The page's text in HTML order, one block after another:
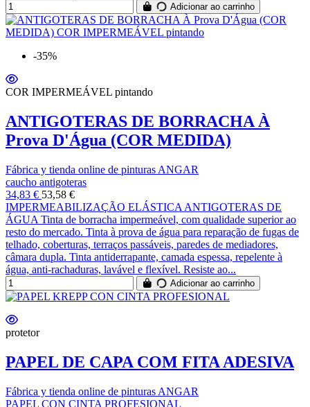
Adicionar ao carrinho
-35%
COR IMPERMEÁVEL pintando
ANTIGOTERAS DE BORRACHA À
Prova D'Água (COR MEDIDA)
Fábrica y tienda online de pinturas ANGAR
caucho antigoteras
34,83 € 53,58 €
IMPERMEABILIZAÇÃO ELÁSTICA ANTIGOTERAS DE
ÁGUA Tinta de borracha impermeável, com qualidade superior ao
resto do mercado. Tinta à prova de água para reparação de fugas de
telhado, coberturas, terraços passáveis, paredes de mediadores,
câmara dupla. Tinta antiderrapante, camada espessa, repelente à
água, anti-rachaduras, lavável e flexível. Resiste ao...
Adicionar ao carrinho
protetor
PAPEL DE CAPA COM FITA ADESIVA
Fábrica y tienda online de pinturas ANGAR
PAPEL CON CINTA PROFESIONAL